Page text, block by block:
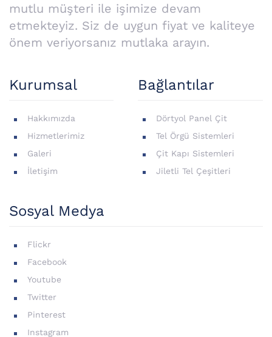
mutlu müşteri ile işimize devam
etmekteyiz. Siz de uygun fiyat ve kaliteye
önem veriyorsanız mutlaka arayın.
Kurumsal
Hakkımızda
Hizmetlerimiz
Galeri
İletişim
Bağlantılar
Dörtyol Panel Çit
Tel Örgü Sistemleri
Çit Kapı Sistemleri
Jiletli Tel Çeşitleri
Sosyal Medya
Flickr
Facebook
Youtube
Twitter
Pinterest
Instagram